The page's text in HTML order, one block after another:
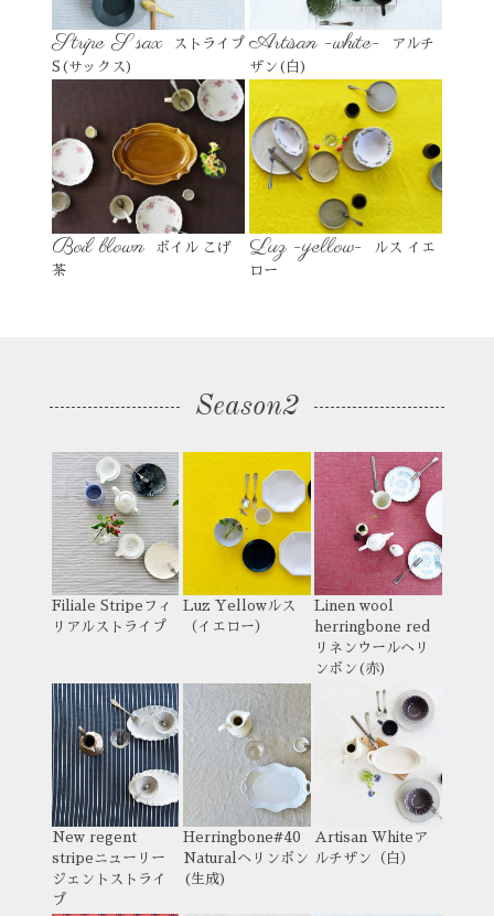
Stripe S sax
ストライプ
S(サックス)
Artisan -white-
アルチ
ザン(白)
Boil blown
ボイル こげ
茶
Luz -yellow-
ルス イエ
ロー
Season2
Filiale Stripe フィ
リアルストライプ
Luz Yellowルス
（イエロー）
Linen wool
herringbone red
リネンウールヘリ
ンボン(赤)
New regent
stripeニューリー
ジェントストライ
プ
Herringbone#40
Natural ヘリンボン
(生成)
Artisan White ア
ルチザン（白）